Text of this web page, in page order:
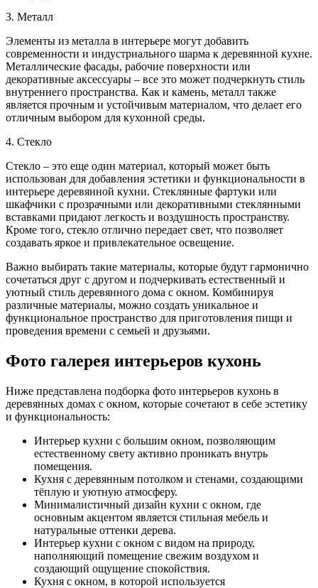
3. Металл
Элементы из металла в интерьере могут добавить
современности и индустриального шарма к деревянной кухне.
Металлические фасады, рабочие поверхности или
декоративные аксессуары – все это может подчеркнуть стиль
внутреннего пространства. Как и камень, металл также
является прочным и устойчивым материалом, что делает его
отличным выбором для кухонной среды.
4. Стекло
Стекло – это еще один материал, который может быть
использован для добавления эстетики и функциональности в
интерьере деревянной кухни. Стеклянные фартуки или
шкафчики с прозрачными или декоративными стеклянными
вставками придают легкость и воздушность пространству.
Кроме того, стекло отлично передает свет, что позволяет
создавать яркое и привлекательное освещение.
Важно выбирать такие материалы, которые будут гармонично
сочетаться друг с другом и подчеркивать естественный и
уютный стиль деревянного дома с окном. Комбинируя
различные материалы, можно создать уникальное и
функциональное пространство для приготовления пищи и
проведения времени с семьей и друзьями.
Фото галерея интерьеров кухонь
Ниже представлена подборка фото интерьеров кухонь в
деревянных домах с окном, которые сочетают в себе эстетику
и функциональность:
Интерьер кухни с большим окном, позволяющим
естественному свету активно проникать внутрь
помещения.
Кухня с деревянным потолком и стенами, создающими
тёплую и уютную атмосферу.
Минималистичный дизайн кухни с окном, где
основным акцентом является стильная мебель и
натуральные оттенки дерева.
Интерьер кухни с окном с видом на природу,
наполняющий помещение свежим воздухом и
создающий ощущение спокойствия.
Кухня с окном, в которой используется